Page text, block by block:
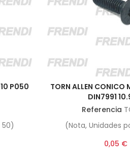
P050
50)
TORN ALLEN
DIN7991
Referencia
(Nota, Unidades
0,05 €